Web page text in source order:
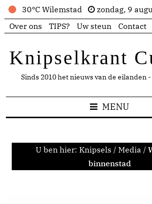
30°C Wilemstad
zondag, 9
Over ons
TIPS? Uw steun Contact
Knipselkrant
Sinds 2010 het nieuws van de eilanden
MENU
U ben hier: Knipsels / Media /
binnenstad